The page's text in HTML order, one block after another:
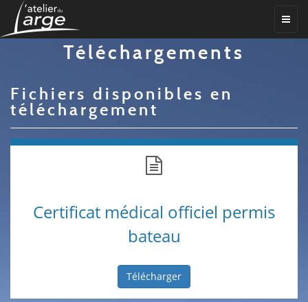
Téléchargements
Fichiers disponibles en
téléchargement
Certificat médical officiel permis
bateau
Télécharger